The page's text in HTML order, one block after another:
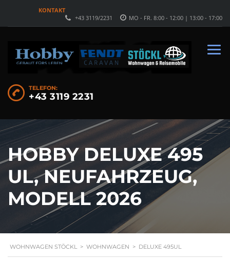
KONTAKT
MO - FR. 8:00 - 12:00 | 13:00 - 17:00
+43 3119/2231
TELEFON:
+43 3119 2231
HOBBY DELUXE 495
UL, NEUFAHRZEUG,
MODELL 2026
WOHNWAGEN STÖCKL > WOHNWAGEN > DELUXE 495UL